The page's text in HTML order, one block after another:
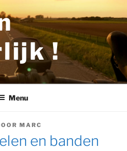
!
Menu
MARC
en banden